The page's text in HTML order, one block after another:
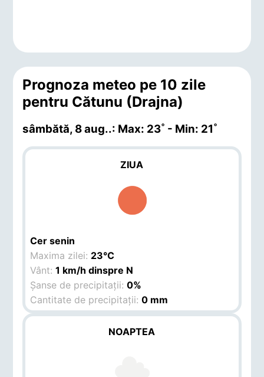
Prognoza meteo pe 10 zile
pentru Cătunu (Drajna)
sâmbătă, 8 aug..: Max: 23˚ - Min: 21˚
ZIUA
Cer senin
Maxima zilei: 23°C
Vânt:1 km/h dinspre N
Șanse de precipitații:0%
Cantitate de precipitații:0 mm
NOAPTEA